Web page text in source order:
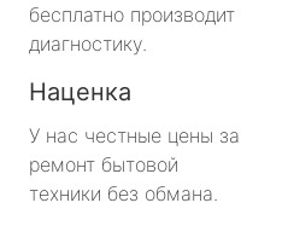
бесплатно производит
диагностику.
Наценка
У нас честные цены за
ремонт бытовой
техники без обмана.